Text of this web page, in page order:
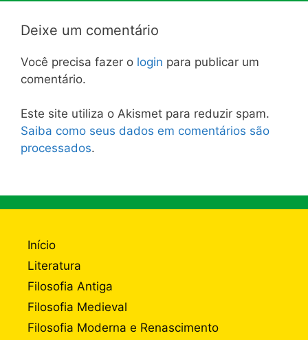
Deixe um comentário
Você precisa fazer o login para publicar um
comentário.
Este site utiliza o Akismet para reduzir spam.
Saiba como seus dados em comentários são
processados.
Início
Literatura
Filosofia Antiga
Filosofia Medieval
Filosofia Moderna e Renascimento